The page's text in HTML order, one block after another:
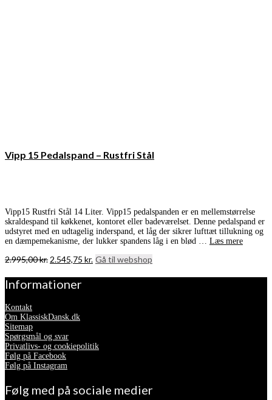
Vipp 15 Pedalspand – Rustfri Stål
Vipp15 Rustfri Stål 14 Liter. Vipp15 pedalspanden er en mellemstørrelse
skraldespand til køkkenet, kontoret eller badeværelset. Denne pedalspand er
udstyret med en udtagelig inderspand, et låg der sikrer lufttæt tillukning og
en dæmpemekanisme, der lukker spandens låg i en blød … Læs mere
2.995,00kr. Den
pris
var:
2.545,75 kr. Den
pris
Gå til webshop
Informationer
Kontakt
Om KlassiskDansk.dk
Sitemap
Spørgsmål og svar
Privatlivs- og cookiepolitik
Følg på Facebook
Følg på Instagram
Følg med på sociale medier